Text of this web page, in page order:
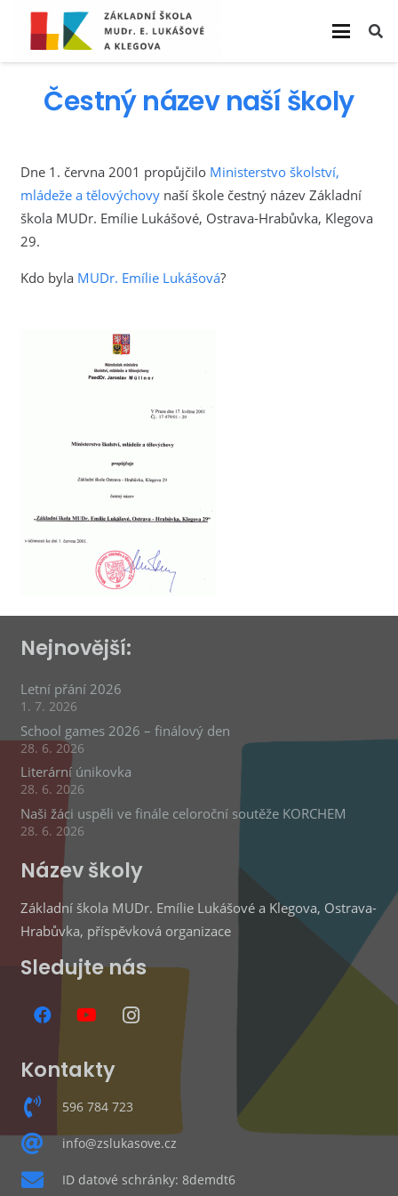
Čestný název naší školy
Dne 1. června 2001 propůjčilo Ministerstvo školství,
mládeže a tělovýchovynaší škole čestný název Základní
škola MUDr. Emílie Lukášové, Ostrava-Hrabůvka, Klegova
29.
Kdo byla MUDr. Emílie Lukášová?
Nejnovější:
Letní přání 2026
1. 7. 2026
School games 2026 – finálový den
28. 6. 2026
Literární únikovka
28. 6. 2026
Naši žáci uspěli ve finále celoroční soutěže KORCHEM
28. 6. 2026
Název školy
Základní škola MUDr. Emílie Lukášové a Klegova, Ostrava-
Hrabůvka, příspěvková organizace
Sledujte nás
Kontakty
596 784 723
info@zslukasove.cz
ID datové schránky: 8demdt6